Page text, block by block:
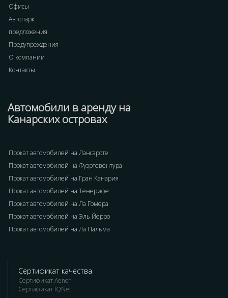
Офисы
Автопарк
предложения
Предупреждения
О компании
Контакты
Автомобили в аренду на
Канарских островах
Прокат автомобилей на Лансароте
Прокат автомобилей на Фуэртевентура
Прокат автомобилей на Гран Канария
Прокат автомобилей на Тенерифе
Прокат автомобилей на Ла Гомера
Прокат автомобилей на Эль Йерро
Прокат автомобилей на Ла Пальма
Сертификат качества
Сертификат Aenor
Сертификат IQNet